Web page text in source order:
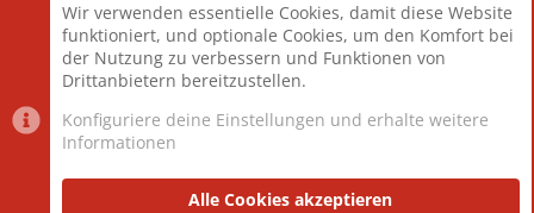
Mitglieder
12.427
Neuestes Mitglied
Berlin
Datenschutzerklärung Impressum
Wir verwenden essentielle Cookies, damit diese Website
funktioniert, und optionale Cookies, um den Komfort bei
der Nutzung zu verbessern und Funktionen von
Drittanbietern bereitzustellen.
Konfiguriere deine Einstellungen und erhalte weitere
Informationen
Alle Cookies akzeptieren